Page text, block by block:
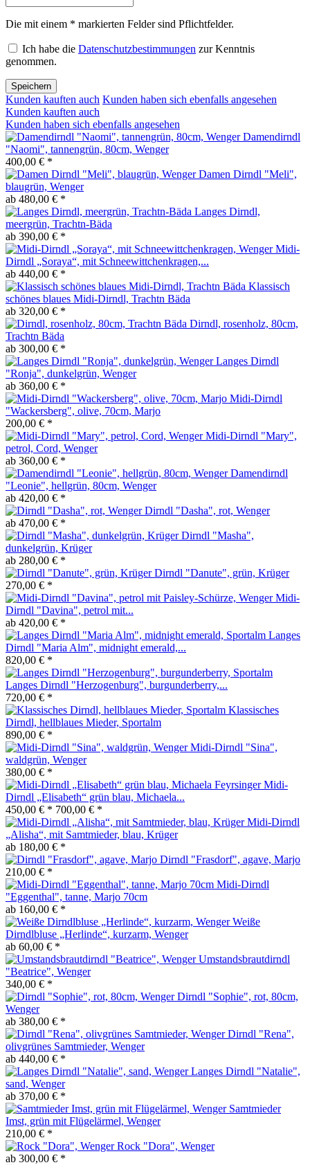
Die mit einem * markierten Felder sind Pflichtfelder.
Ich habe die Datenschutzbestimmungen zur Kenntnis
genommen.
Speichern
Kunden kauften auch Kunden haben sich ebenfalls angesehen
Kunden kauften auch
Kunden haben sich ebenfalls angesehen
Damendirndl
"Naomi", tannengrün, 80cm, Wenger
400,00 € *
Damen Dirndl "Meli",
blaugrün, Wenger
ab 480,00 € *
Langes Dirndl,
meergrün, Trachtn-Bäda
ab 390,00 € *
Midi-
Dirndl „Soraya“, mit Schneewittchenkragen,...
ab 440,00 € *
Klassisch
schönes blaues Midi-Dirndl, Trachtn Bäda
ab 320,00 € *
Dirndl, rosenholz, 80cm,
Trachtn Bäda
ab 300,00 € *
Langes Dirndl
"Ronja", dunkelgrün, Wenger
ab 360,00 € *
Midi-Dirndl
"Wackersberg", olive, 70cm, Marjo
200,00 € *
Midi-Dirndl "Mary",
petrol, Cord, Wenger
ab 360,00 € *
Damendirndl
"Leonie", hellgrün, 80cm, Wenger
ab 420,00 € *
Dirndl "Dasha", rot, Wenger
ab 470,00 € *
Dirndl "Masha",
dunkelgrün, Krüger
ab 280,00 € *
Dirndl "Danute", grün, Krüger
270,00 € *
Midi-
Dirndl "Davina", petrol mit...
ab 420,00 € *
Langes
Dirndl "Maria Alm", midnight emerald,...
820,00 € *
Langes Dirndl "Herzogenburg", burgunderberry,...
720,00 € *
Klassisches
Dirndl, hellblaues Mieder, Sportalm
890,00 € *
Midi-Dirndl "Sina",
waldgrün, Wenger
380,00 € *
Midi-
Dirndl „Elisabeth“ grün blau, Michaela...
450,00 € * 700,00 € *
Midi-Dirndl
„Alisha“, mit Samtmieder, blau, Krüger
ab 180,00 € *
Dirndl "Frasdorf", agave, Marjo
210,00 € *
Midi-Dirndl
"Eggenthal", tanne, Marjo 70cm
ab 160,00 € *
Weiße
Dirndlbluse „Herlinde“, kurzarm, Wenger
ab 60,00 € *
Umstandsbrautdirndl
"Beatrice", Wenger
340,00 € *
Dirndl "Sophie", rot, 80cm,
Wenger
ab 380,00 € *
Dirndl "Rena",
olivgrünes Samtmieder, Wenger
ab 440,00 € *
Langes Dirndl "Natalie",
sand, Wenger
ab 370,00 € *
Samtmieder
Imst, grün mit Flügelärmel, Wenger
210,00 € *
Rock "Dora", Wenger
ab 300,00 € *